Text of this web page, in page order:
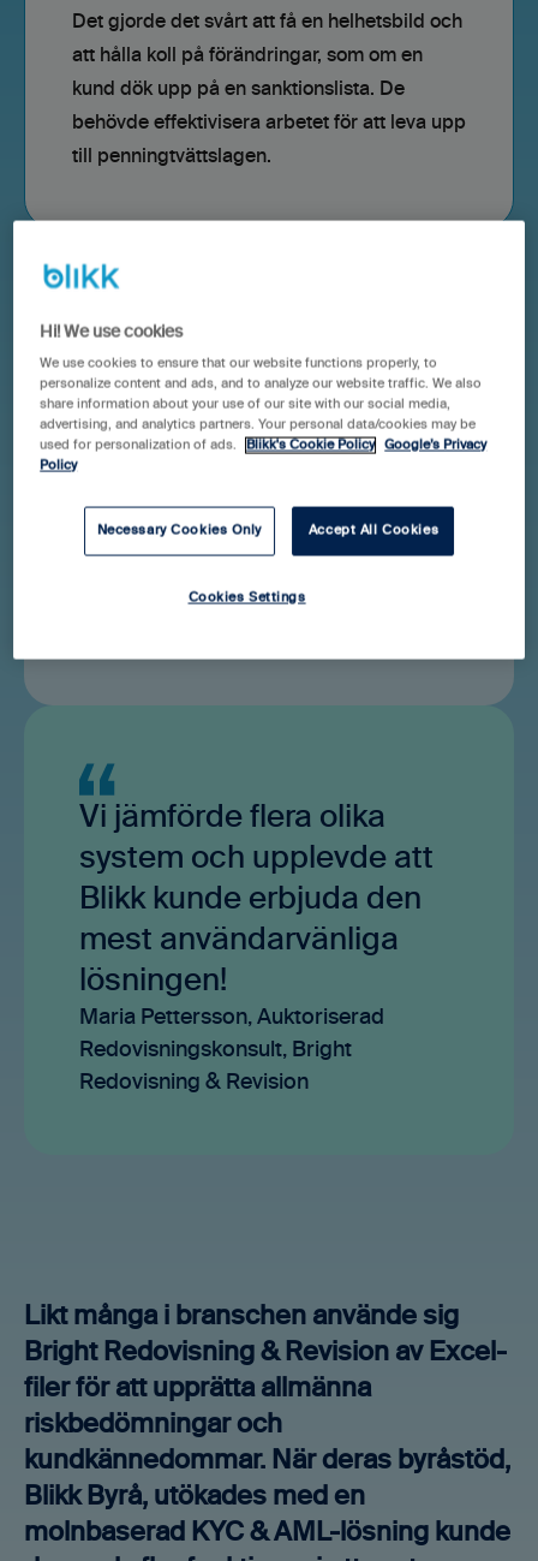
Det gjorde det svårt att få en helhetsbild och
att hålla koll på förändringar, som om en
kund dök upp på en sanktionslista. De
behövde effektivisera arbetet för att leva upp
till penningtvättslagen.
Lösningen
De valde Blikks KYC-modul som
integrerades direkt i deras befintliga
byråstöd. Det gav ett tydligt, digitalt flöde
kontroller mot sanktionslistor sker löpande.
överblick över hela KYC-processen i ett
Vi jämförde flera olika
system och upplevde att
Blikk kunde erbjuda den
mest användarvänliga
lösningen!
Maria Pettersson, Auktoriserad
Redovisningskonsult, Bright
Redovisning & Revision
Likt många i branschen använde sig
Bright Redovisning & Revision av Excel-
filer för att upprätta allmänna
riskbedömningar och
kundkännedommar. När deras byråstöd,
Blikk Byrå, utökades med en
molnbaserad KYC & AML-lösning kunde
Hi! We use cookies
We use cookies to ensure that our website functions properly, to
personalize content and ads, and to analyze our website traffic. We also
share information about your use of our site with our social media,
advertising, and analytics partners. Your personal data/cookies may be
used for personalization of ads.
Blikk's Cookie Policy
Google’s Privacy
Policy
Necessary Cookies Only Accept All Cookies
Cookies Settings